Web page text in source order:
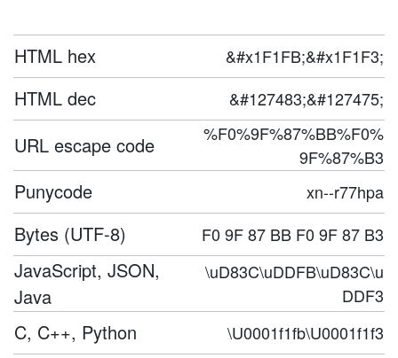
HTML hex &#x1F1FB;&#x1F1F3;
HTML dec &#127483;&#127475;
URL escape code
%F0%9F%87%BB%F0%
9F%87%B3
Punycode xn--r77hpa
Bytes (UTF-8) F0 9F 87 BB F0 9F 87 B3
JavaScript, JSON,
Java
\uD83C\uDDFB\uD83C\u
DDF3
C, C++, Python \U0001f1fb\U0001f1f3